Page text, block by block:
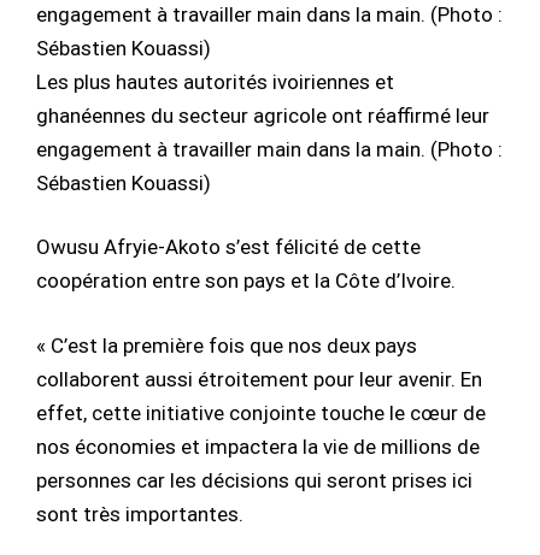
engagement à travailler main dans la main. (Photo :
Sébastien Kouassi)
Les plus hautes autorités ivoiriennes et
ghanéennes du secteur agricole ont réaffirmé leur
engagement à travailler main dans la main. (Photo :
Sébastien Kouassi)
Owusu Afryie-Akoto s’est félicité de cette
coopération entre son pays et la Côte d’Ivoire.
« C’est la première fois que nos deux pays
collaborent aussi étroitement pour leur avenir. En
effet, cette initiative conjointe touche le cœur de
nos économies et impactera la vie de millions de
personnes car les décisions qui seront prises ici
sont très importantes.